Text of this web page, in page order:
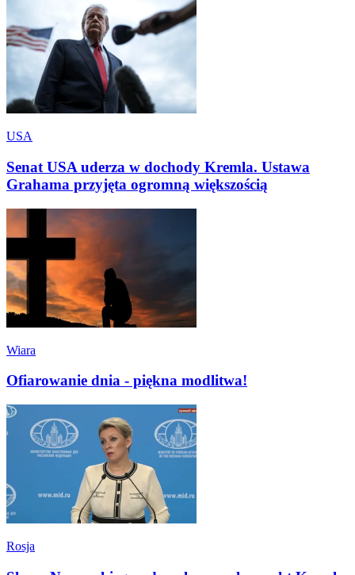
USA
Senat USA uderza w dochody Kremla. Ustawa
Grahama przyjęta ogromną większością
Wiara
Ofiarowanie dnia - piękna modlitwa!
Rosja